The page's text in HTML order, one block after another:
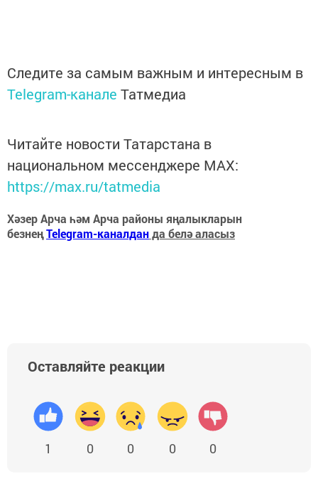
Следите за самым важным и интересным в
Telegram-канале Татмедиа
Читайте новости Татарстана в
национальном мессенджере MАХ:
https://max.ru/tatmedia
Хәзер Арча һәм Арча районы яңалыкларын
безнеңTelegram-каналданда белә аласыз
Оставляйте реакции
1 0 0 0 0